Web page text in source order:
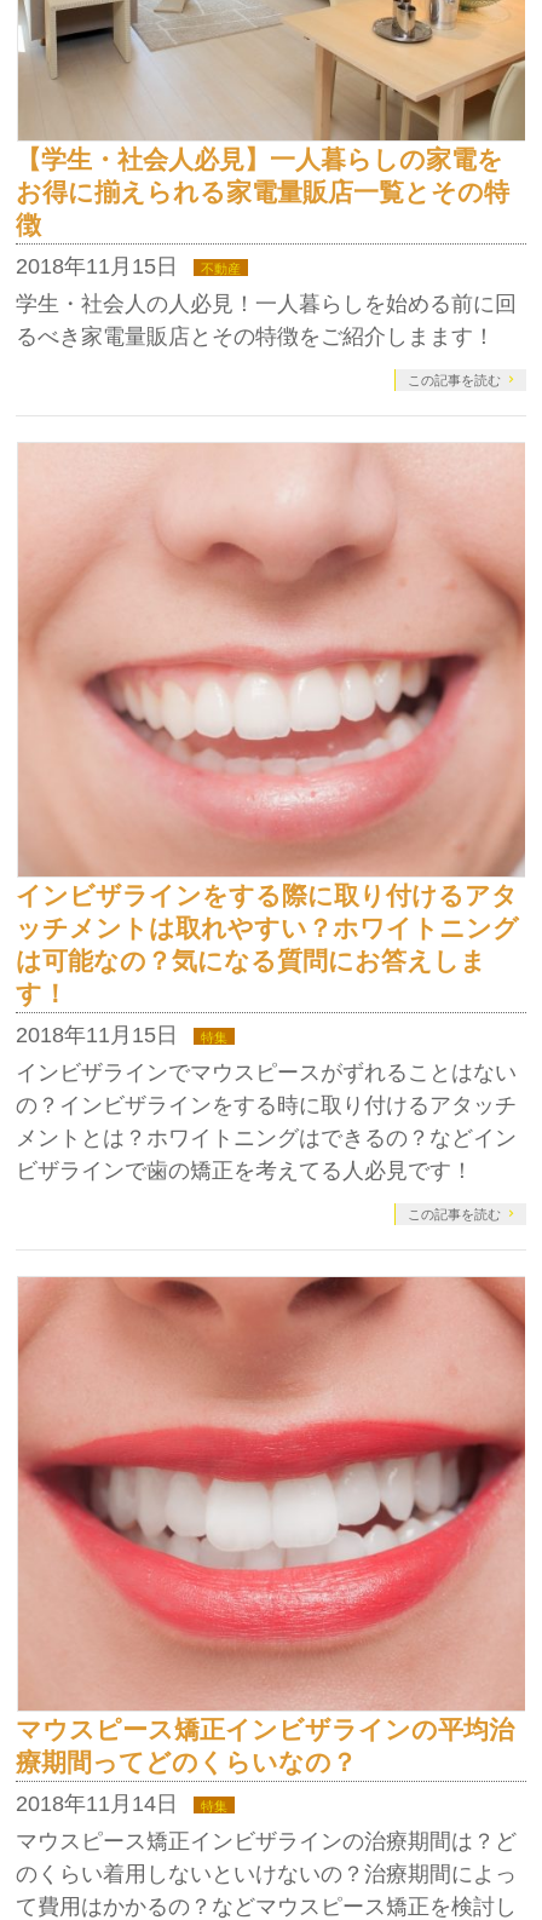
【学生・社会人必見】一人暮らしの家電を
お得に揃えられる家電量販店一覧とその特
徴
2018年11月15日 不動産
学生・社会人の人必見！一人暮らしを始める前に回
るべき家電量販店とその特徴をご紹介しまます！
この記事を読む
インビザラインをする際に取り付けるアタ
ッチメントは取れやすい？ホワイトニング
は可能なの？気になる質問にお答えしま
す！
2018年11月15日 特集
インビザラインでマウスピースがずれることはない
の？インビザラインをする時に取り付けるアタッチ
メントとは？ホワイトニングはできるの？などイン
ビザラインで歯の矯正を考えてる人必見です！
この記事を読む
マウスピース矯正インビザラインの平均治
療期間ってどのくらいなの？
2018年11月14日 特集
マウスピース矯正インビザラインの治療期間は？ど
のくらい着用しないといけないの？治療期間によっ
て費用はかかるの？などマウスピース矯正を検討し